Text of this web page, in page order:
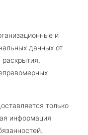
и
данных от
только
информация